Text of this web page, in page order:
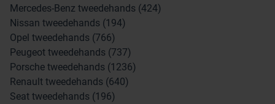
Mercedes-Benz tweedehands (424)
Nissan tweedehands (194)
Opel tweedehands (766)
Peugeot tweedehands (737)
Porsche tweedehands (1236)
Renault tweedehands (640)
Seat tweedehands (196)